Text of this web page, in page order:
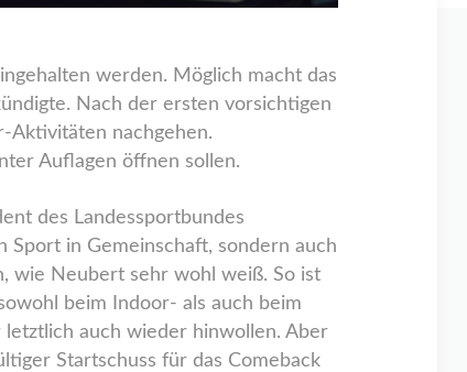
werden. Möglich macht das
Nach der ersten vorsichtigen
Aktivitäten nachgehen.
Auflagen öffnen sollen.
des Landessportbundes
in Gemeinschaft, sondern auch
wie Neubert sehr wohl weiß. So ist
beim Indoor- als auch beim
auch wieder hinwollen. Aber
Startschuss für das Comeback